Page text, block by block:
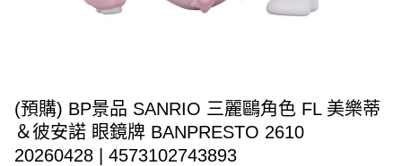
(預購) BP景品 SANRIO 三麗鷗角色 FL 美樂蒂
＆彼安諾 眼鏡牌 BANPRESTO 2610
20260428 | 4573102743893